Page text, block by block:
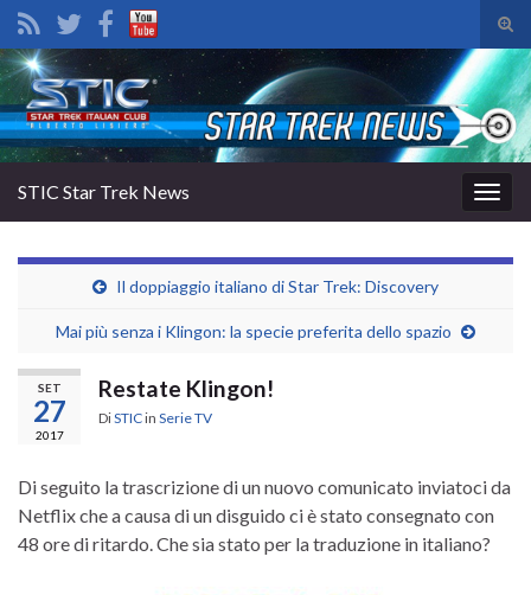
il
di
Search for:
la
STIC Star Trek News
Il doppiaggio italiano di Star Trek: Discovery
Mai più senza i Klingon: la specie preferita dello spazio
SET
27
2017
Restate Klingon!
DiSTICin Serie TV
Di seguito la trascrizione di un nuovo comunicato inviatoci da
Netflix che a causa di un disguido ci è stato consegnato con
48 ore di ritardo. Che sia stato per la traduzione in italiano?